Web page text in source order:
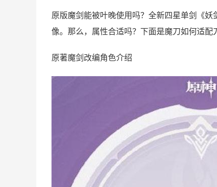
原版魔剑能被叶晚使用吗？全新四星单剑《
像。那么，属性合适吗？下面是魔刀如何适配
原著魔剑改编角色介绍